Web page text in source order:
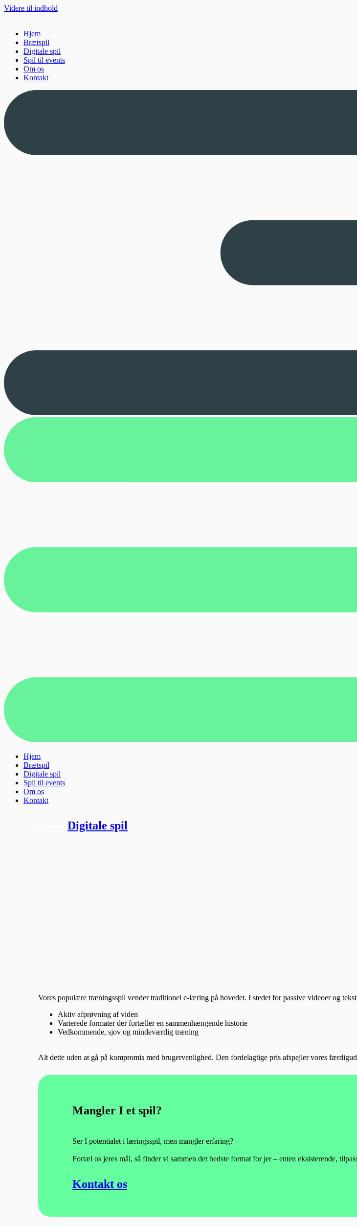
Videre til indhold
Hjem
Brætspil
Digitale spil
Spil til events
Om os
Kontakt
Hjem
Brætspil
Digitale spil
Spil til events
Om os
Kontakt
Digitale spil
Vores populære træningsspil vender traditionel e-læring på hovedet. I stedet for passive videoer og
Aktiv afprøvning af viden
Varierede formater der fortæller en sammenhængende historie
Vedkommende, sjov og mindeværdig træning
Alt dette uden at gå på kompromis med brugervenlighed. Den fordelagtige pris afspejler vores
Mangler I et spil?
Ser I potentialet i læringsspil, men mangler erfaring?
Fortæl os jeres mål, så finder vi sammen det bedste format for jer – enten eksisterende,
Kontakt os